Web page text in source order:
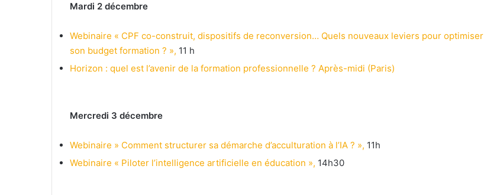
Mardi 2 décembre
Webinaire « CPF co-construit, dispositifs de reconversion… Quels nouveaux leviers pour optimiser
son budget formation ? », 11 h
Horizon : quel est l’avenir de la formation professionnelle ? Après-midi (Paris)
Mercredi 3 décembre
Webinaire » Comment structurer sa démarche d’acculturation à l’IA ? », 11h
Webinaire « Piloter l’intelligence artificielle en éducation », 14h30